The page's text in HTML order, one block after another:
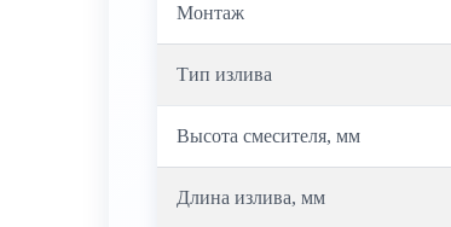
Монтаж
Тип излива
Высота смесителя, мм
Длина излива, мм